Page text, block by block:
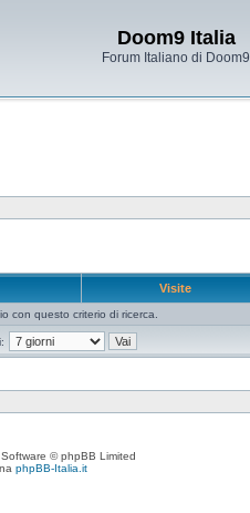
Doom9 Italia
Forum Italiano di Doom9
Visite
con questo criterio di ricerca.
© phpBB Limited
phpBB-Italia.it